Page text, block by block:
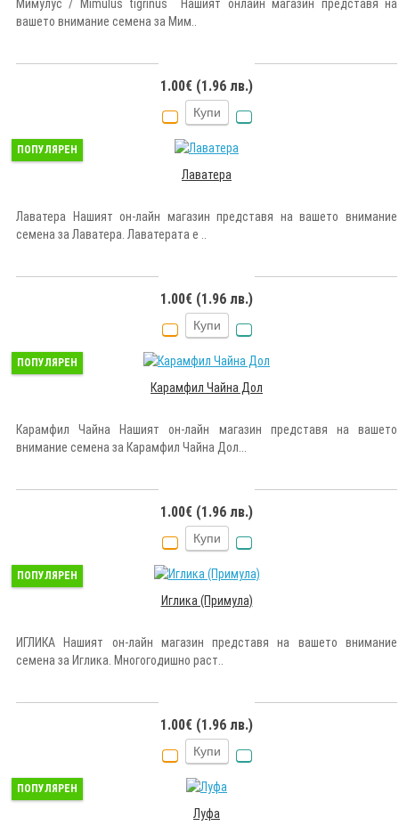
Мимулус / Mimulus tigrinus Нашият онлайн магазин представя на
вашето внимание семена за Мим..
1.00€ (1.96 лв.)
Купи
ПОПУЛЯРЕН
Лаватера
Лаватера Нашият он-лайн магазин представя на вашето внимание
семена за Лаватера. Лаватерата е ..
1.00€ (1.96 лв.)
Купи
ПОПУЛЯРЕН
Карамфил Чайна Дол
Карамфил Чайна Нашият он-лайн магазин представя на вашето
внимание семена за Карамфил Чайна Дол...
1.00€ (1.96 лв.)
Купи
ПОПУЛЯРЕН
Иглика (Примула)
ИГЛИКА Нашият он-лайн магазин представя на вашето внимание
семена за Иглика. Многогодишно раст..
1.00€ (1.96 лв.)
Купи
ПОПУЛЯРЕН
Луфа